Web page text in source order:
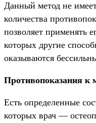
Данный метод не
количества
позволяет применять
которых другие
оказываются
Противопоказания к
Есть определенные
которых врач —